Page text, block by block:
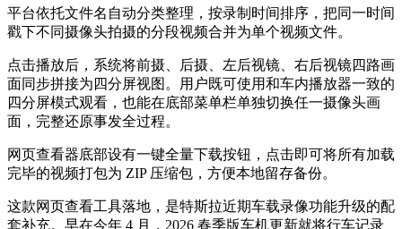
平台依托文件名自动分类整理，按录制时间排序，把同一时间
戳下不同摄像头拍摄的分段视频合并为单个视频文件。
点击播放后，系统将前摄、后摄、左后视镜、右后视镜四路画
面同步拼接为四分屏视图。用户既可使用和车内播放器一致的
四分屏模式观看，也能在底部菜单栏单独切换任一摄像头画
面，完整还原事发全过程。
网页查看器底部设有一键全量下载按钮，点击即可将所有加载
完毕的视频打包为 ZIP 压缩包，方便本地留存备份。
这款网页查看工具落地，是特斯拉近期车载录像功能升级的配
套补充。早在今年 4 月，2026 春季版车机更新就将行车记录